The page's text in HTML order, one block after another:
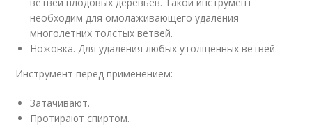
необходим для омолаживающего удаления
многолетних толстых ветвей.
Ножовка. Для удаления любых утолщенных ветвей.
Инструмент перед применением:
Затачивают.
Протирают спиртом.